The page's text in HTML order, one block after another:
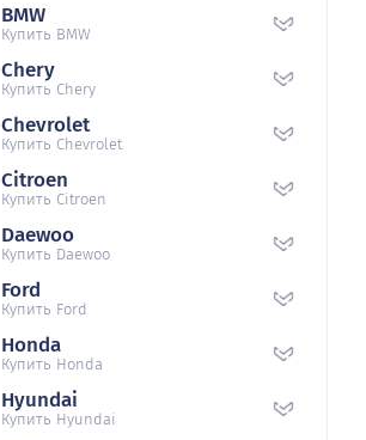
BMW
Купить BMW
Chery
Купить Chery
Chevrolet
Купить Chevrolet
Citroen
Купить Citroen
Daewoo
Купить Daewoo
Ford
Купить Ford
Honda
Купить Honda
Hyundai
Купить Hyundai